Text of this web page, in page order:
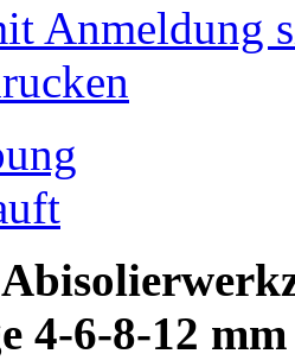
Anmeldung
4-6-8-12 mm